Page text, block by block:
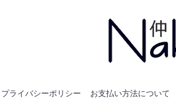
プライバシーポリシー お支払い方法について